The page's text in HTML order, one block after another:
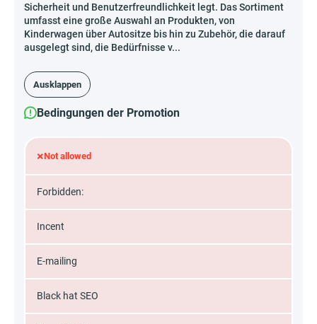
Sicherheit und Benutzerfreundlichkeit legt. Das Sortiment
umfasst eine große Auswahl an Produkten, von
Kinderwagen über Autositze bis hin zu Zubehör, die darauf
ausgelegt sind, die Bedürfnisse v...
Ausklappen
Bedingungen der Promotion
×Not allowed
Forbidden:
Incent
E-mailing
Black hat SEO